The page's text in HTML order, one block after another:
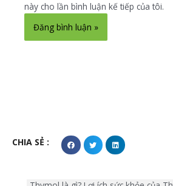
này cho lần bình luận kế tiếp của tôi.
CHIA SẺ :